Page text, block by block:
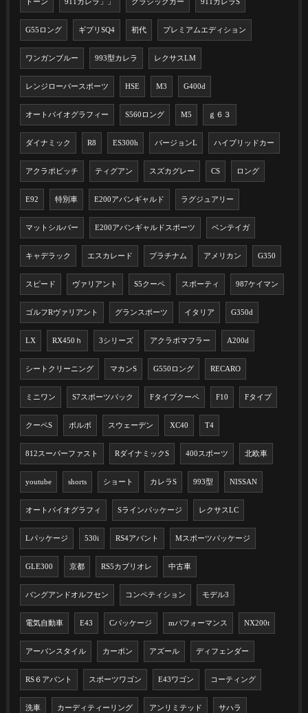
ドーン 911カレラ」」 クラシックカー 911カレラS
G55ロング ギブリSQ4 初代 プレミアムエディション
ワンガンブルー 993型カレラ レクサスLM
レンジローバースポーツ HSE M3 G400d
オートバイオグラフィー S560ロング M5 ｇ６３
ダイナミック R8 ES300h バージョンL ハイブリッドカー
アクラポビッチ ティグアン スズカグレー CS ロング
E92 特別車 E200アバンギャルド ラグジュアリー
マットシルバー E200アバンギャルドスポーツ ベンテイガ
キャデラック エスカレード プラチナム アメリカン G350
スピード ヴァリアント S5クーペ スポーティ 987ケイマン
ゴルフRヴァリアント グランスポーツ イタリア G350d
LX RX450ｈ 3シリーズ アクラポマフラー A200d
シートクリーニング マカンS G550ロング RECARO
ミニワン S7スポーツバック Fタイプクーペ F10 Fタイプ
クーペS ボルボ スウェーデン XC40 T4
812スーパーファスト RダイナミックS 400スポーツ 北欧車
youtube shorts ショート カレラS 993型 NISSAN
オートバイオグラフィ Sラインパッケージ レクサスLC
Lパッケージ 530i RS4アバント Mスポーツパッケージ
GLE300 京都 RS5カブリオレ 中古車
バングアンドオルフセン コンペティション モデル3
電気自動車 E43 Cパッケージ mパフォーマンス NX200t
アーバンスタイル カーボン アズール ディフェンダー
RS６アバント スポーツワゴン E43ワゴン コーティング
洗車 カーディティーリング アンリミテッド サハラ